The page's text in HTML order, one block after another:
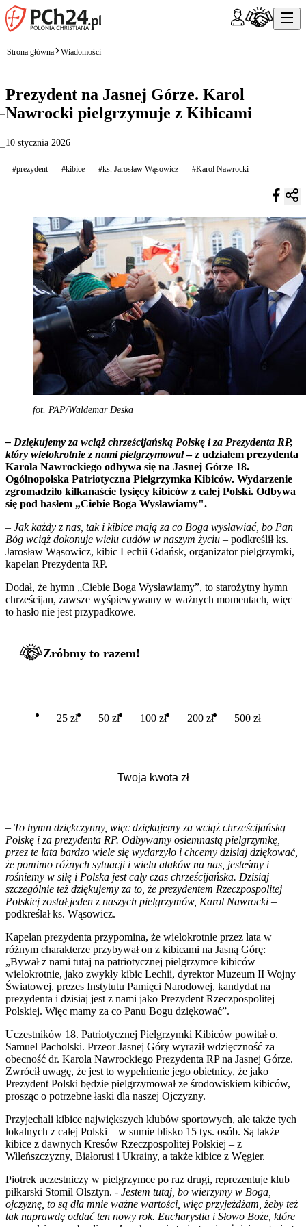
Strona główna Wiadomości
Prezydent na Jasnej Górze. Karol
Nawrocki pielgrzymuje z Kibicami
10 stycznia 2026
#prezydent #kibice #ks. Jarosław Wąsowicz #Karol Nawrocki
fot. PAP/Waldemar Deska
– Dziękujemy za wciąż chrześcijańską Polskę i za Prezydenta RP,
który wielokrotnie z nami pielgrzymował– z udziałem prezydenta
Karola Nawrockiego odbywa się na Jasnej Górze 18.
Ogólnopolska Patriotyczna Pielgrzymka Kibiców. Wydarzenie
zgromadziło kilkanaście tysięcy kibiców z całej Polski. Odbywa
się pod hasłem „Ciebie Boga Wysławiamy".
– Jak każdy z nas, tak i kibice mają za co Boga wysławiać, bo Pan
Bóg wciąż dokonuje wielu cudów w naszym życiu – podkreślił ks.
Jarosław Wąsowicz, kibic Lechii Gdańsk, organizator pielgrzymki,
kapelan Prezydenta RP.
Dodał, że hymn „Ciebie Boga Wysławiamy”, to starożytny hymn
chrześcijan, zawsze wyśpiewywany w ważnych momentach, więc
to hasło nie jest przypadkowe.
Zróbmy to razem!
25 zł 50 zł 100 zł 200 zł 500 zł
– To hymn dziękczynny, więc dziękujemy za wciąż chrześcijańską
Polskę i za prezydenta RP. Odbywamy osiemnastą pielgrzymkę,
przez te lata bardzo wiele się wydarzyło i chcemy dzisiaj dziękować,
że pomimo różnych sytuacji i wielu ataków na nas, jesteśmy i
rośniemy w siłę i Polska jest cały czas chrześcijańska. Dzisiaj
szczególnie też dziękujemy za to, że prezydentem Rzeczpospolitej
Polskiej został jeden z naszych pielgrzymów, Karol Nawrocki –
podkreślał ks. Wąsowicz.
Kapelan prezydenta przypomina, że wielokrotnie przez lata w
różnym charakterze przybywał on z kibicami na Jasną Górę:
„Bywał z nami tutaj na patriotycznej pielgrzymce kibiców
wielokrotnie, jako zwykły kibic Lechii, dyrektor Muzeum II Wojny
Światowej, prezes Instytutu Pamięci Narodowej, kandydat na
prezydenta i dzisiaj jest z nami jako Prezydent Rzeczpospolitej
Polskiej. Więc mamy za co Panu Bogu dziękować”.
Uczestników 18. Patriotycznej Pielgrzymki Kibiców powitał o.
Samuel Pacholski. Przeor Jasnej Góry wyraził wdzięczność za
obecność dr. Karola Nawrockiego Prezydenta RP na Jasnej Górze.
Zwrócił uwagę, że jest to wypełnienie jego obietnicy, że jako
Prezydent Polski będzie pielgrzymował ze środowiskiem kibiców,
prosząc o potrzebne łaski dla naszej Ojczyzny.
Przyjechali kibice największych klubów sportowych, ale także tych
lokalnych z całej Polski – w sumie blisko 15 tys. osób. Są także
kibice z dawnych Kresów Rzeczpospolitej Polskiej – z
Wileńszczyzny, Białorusi i Ukrainy, a także kibice z Węgier.
Piotrek uczestniczy w pielgrzymce po raz drugi, reprezentuje klub
piłkarski Stomil Olsztyn. - Jestem tutaj, bo wierzymy w Boga,
ojczyznę, to są dla mnie ważne wartości, więc przyjeżdżam, żeby też
tak naprawdę oddać ten nowy rok. Eucharystia i Słowo Boże, które